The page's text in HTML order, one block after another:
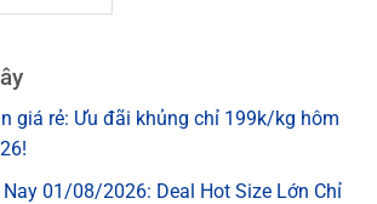
giá rẻ: Ưu đãi khủng chỉ 199k/kg hôm
01/08/2026: Deal Hot Size Lớn Chỉ